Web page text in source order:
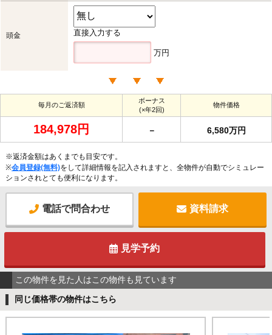
頭金 直接入力する
万円
毎月のご返済額
ボーナス
(×年2回)
物件価格
184,978円 － 6,580万円
※返済金額はあくまでも目安です。
※会員登録(無料)をして詳細情報を記入されますと、全物件が自動でシミュレー
ションされとても便利になります。
電話で問合わせ 資料請求
見学予約
この物件を見た人はこの物件も見ています
同じ価格帯の物件はこちら